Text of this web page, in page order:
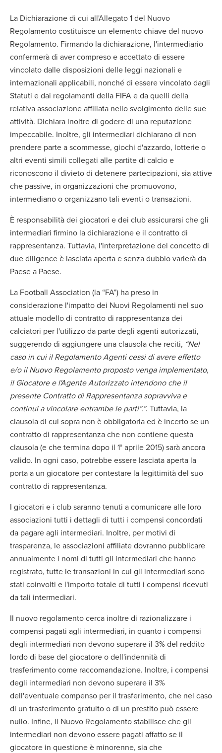
La Dichiarazione di cui all'Allegato 1 del Nuovo
Regolamento costituisce un elemento chiave del nuovo
Regolamento. Firmando la dichiarazione, l'intermediario
confermerà di aver compreso e accettato di essere
vincolato dalle disposizioni delle leggi nazionali e
internazionali applicabili, nonché di essere vincolato dagli
Statuti e dai regolamenti della FIFA e da quelli della
relativa associazione affiliata nello svolgimento delle sue
attività. Dichiara inoltre di godere di una reputazione
impeccabile. Inoltre, gli intermediari dichiarano di non
prendere parte a scommesse, giochi d'azzardo, lotterie o
altri eventi simili collegati alle partite di calcio e
riconoscono il divieto di detenere partecipazioni, sia attive
che passive, in organizzazioni che promuovono,
intermediano o organizzano tali eventi o transazioni.
È responsabilità dei giocatori e dei club assicurarsi che gli
intermediari firmino la dichiarazione e il contratto di
rappresentanza. Tuttavia, l'interpretazione del concetto di
due diligence è lasciata aperta e senza dubbio varierà da
Paese a Paese.
La Football Association (la “FA”) ha preso in
considerazione l'impatto dei Nuovi Regolamenti nel suo
attuale modello di contratto di rappresentanza dei
calciatori per l'utilizzo da parte degli agenti autorizzati,
suggerendo di aggiungere una clausola che reciti, “Nel
caso in cui il Regolamento Agenti cessi di avere effetto
e/o il Nuovo Regolamento proposto venga implementato,
il Giocatore e l'Agente Autorizzato intendono che il
presente Contratto di Rappresentanza sopravviva e
continui a vincolare entrambe le parti”.”. Tuttavia, la
clausola di cui sopra non è obbligatoria ed è incerto se un
contratto di rappresentanza che non contiene questa
clausola (e che termina dopo il 1° aprile 2015) sarà ancora
valido. In ogni caso, potrebbe essere lasciata aperta la
porta a un giocatore per contestare la legittimità del suo
contratto di rappresentanza.
I giocatori e i club saranno tenuti a comunicare alle loro
associazioni tutti i dettagli di tutti i compensi concordati
da pagare agli intermediari. Inoltre, per motivi di
trasparenza, le associazioni affiliate dovranno pubblicare
annualmente i nomi di tutti gli intermediari che hanno
registrato, tutte le transazioni in cui gli intermediari sono
stati coinvolti e l'importo totale di tutti i compensi ricevuti
da tali intermediari.
Il nuovo regolamento cerca inoltre di razionalizzare i
compensi pagati agli intermediari, in quanto i compensi
degli intermediari non devono superare il 3% del reddito
lordo di base del giocatore o dell'indennità di
trasferimento come raccomandazione. Inoltre, i compensi
degli intermediari non devono superare il 3%
dell'eventuale compenso per il trasferimento, che nel caso
di un trasferimento gratuito o di un prestito può essere
nullo. Infine, il Nuovo Regolamento stabilisce che gli
intermediari non devono essere pagati affatto se il
giocatore in questione è minorenne, sia che